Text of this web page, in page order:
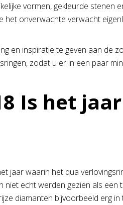
vormen, gekleurde stenen
het onverwachte verwacht
en inspiratie te geven aan de
zodat u er in een paar
Is het
jaar waarin het qua
niet echt werden gezien als een
diamanten bijvoorbeeld erg